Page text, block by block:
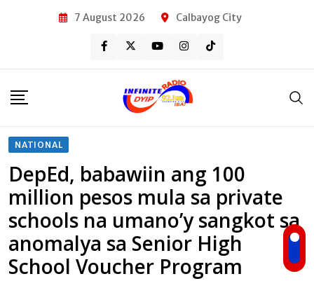
7 August 2026 Calbayog City
NATIONAL
DepEd, babawiin ang 100
million pesos mula sa private
schools na umano’y sangkot sa
anomalya sa Senior High
School Voucher Program